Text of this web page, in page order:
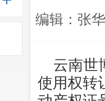
编辑：张
云南世
使用权转